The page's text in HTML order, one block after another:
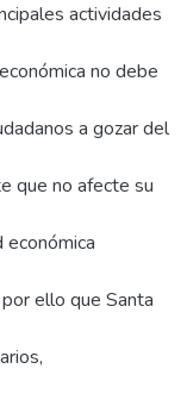
actividades
no debe
a gozar del
que no afecte su
económica
ello que Santa